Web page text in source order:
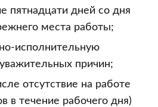
пятнадцати дней со дня
места работы;
исполнительную
причин;
отсутствие на работе
в течение рабочего дня)